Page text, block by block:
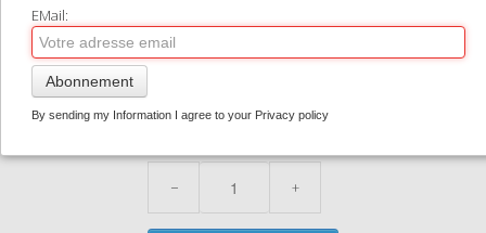
CONTACT
0
locronan03
1,50 €
In stock
− +
EMail:
Abonnement
By sending my Information I agree to your Privacy policy